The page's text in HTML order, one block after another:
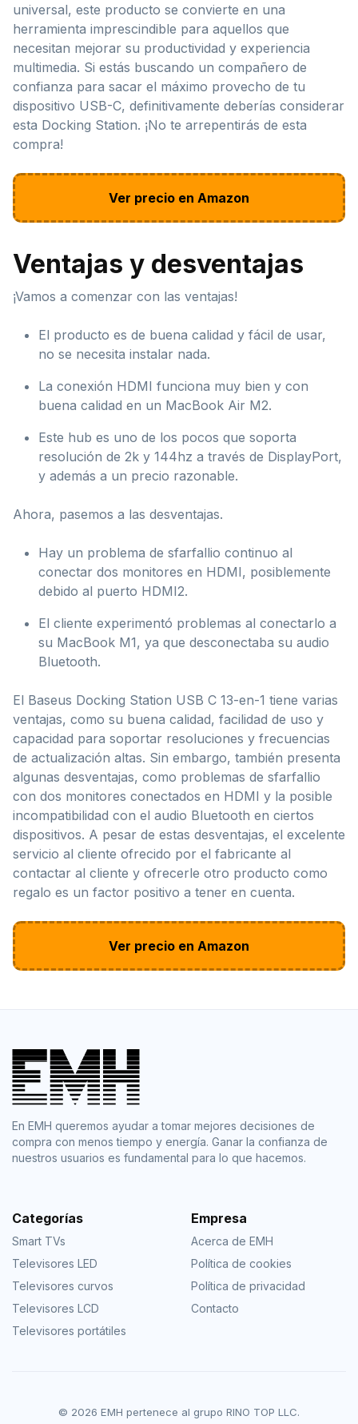
universal, este producto se convierte en una
herramienta imprescindible para aquellos que
necesitan mejorar su productividad y experiencia
multimedia. Si estás buscando un compañero de
confianza para sacar el máximo provecho de tu
dispositivo USB-C, definitivamente deberías considerar
esta Docking Station. ¡No te arrepentirás de esta
compra!
Ver precio en Amazon
Ventajas y desventajas
¡Vamos a comenzar con las ventajas!
El producto es de buena calidad y fácil de usar,
no se necesita instalar nada.
La conexión HDMI funciona muy bien y con
buena calidad en un MacBook Air M2.
Este hub es uno de los pocos que soporta
resolución de 2k y 144hz a través de DisplayPort,
y además a un precio razonable.
Ahora, pasemos a las desventajas.
Hay un problema de sfarfallio continuo al
conectar dos monitores en HDMI, posiblemente
debido al puerto HDMI2.
El cliente experimentó problemas al conectarlo a
su MacBook M1, ya que desconectaba su audio
Bluetooth.
El Baseus Docking Station USB C 13-en-1 tiene varias
ventajas, como su buena calidad, facilidad de uso y
capacidad para soportar resoluciones y frecuencias
de actualización altas. Sin embargo, también presenta
algunas desventajas, como problemas de sfarfallio
con dos monitores conectados en HDMI y la posible
incompatibilidad con el audio Bluetooth en ciertos
dispositivos. A pesar de estas desventajas, el excelente
servicio al cliente ofrecido por el fabricante al
contactar al cliente y ofrecerle otro producto como
regalo es un factor positivo a tener en cuenta.
Ver precio en Amazon
En EMH queremos ayudar a tomar mejores decisiones de
compra con menos tiempo y energía. Ganar la confianza de
nuestros usuarios es fundamental para lo que hacemos.
Categorías
Smart TVs
Televisores LED
Televisores curvos
Televisores LCD
Televisores portátiles
Empresa
Acerca de EMH
Política de cookies
Política de privacidad
Contacto
© 2026 EMH pertenece al grupo RINO TOP LLC.